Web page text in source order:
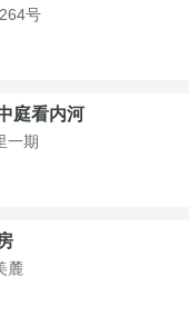
号
庭看内河
一期
麓